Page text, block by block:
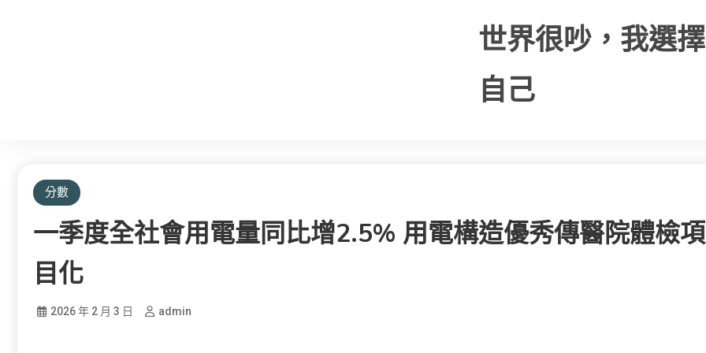
世界很吵，我選
自己
分數
一季度全社會用電量同比增2.5% 用電構造優秀傳醫院體檢項
目化
2026 年 2 月 3 日 admin